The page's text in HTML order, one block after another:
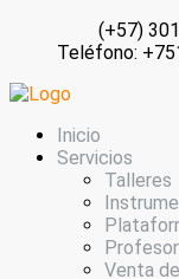
(+57)
Teléfono:
Inicio
Servicios
Talleres
Venta